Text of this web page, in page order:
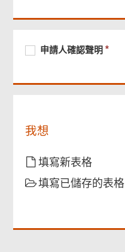
申
確
明
必
供
申請人確認聲明
必
供
我想
填寫新表格
填寫已儲存的表格
菜